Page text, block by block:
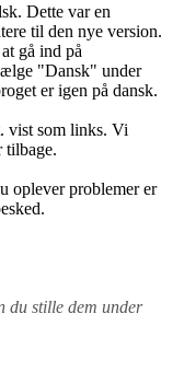
Dette var en
til den nye version.
gå ind på
"Dansk" under
er igen på dansk.
vist som links. Vi
tilbage.
oplever problemer er
du stille dem under